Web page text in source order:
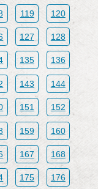
119 120
127 128
135 136
143 144
151 152
159 160
167 168
175 176